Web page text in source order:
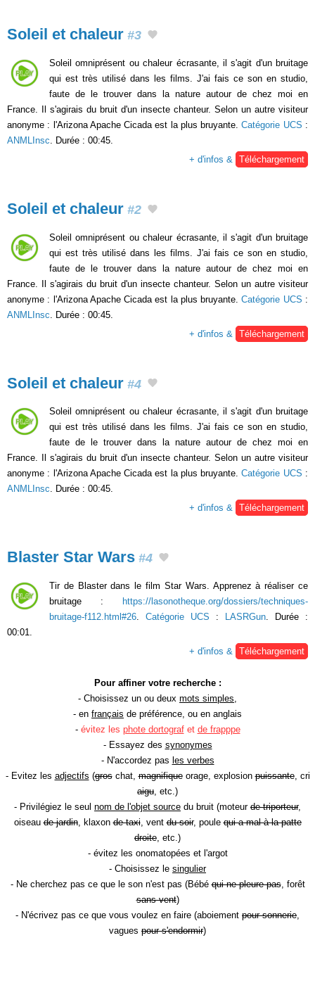
Soleil et chaleur #3
Soleil omniprésent ou chaleur écrasante, il s'agit d'un bruitage
qui est très utilisé dans les films. J'ai fais ce son en studio,
faute de le trouver dans la nature autour de chez moi en
France. Il s'agirais du bruit d'un insecte chanteur. Selon un autre visiteur
anonyme : l'Arizona Apache Cicada est la plus bruyante.Catégorie UCS :
ANMLInsc . Durée : 00:45.
+ d'infos &
Téléchargement
Soleil et chaleur #2
Soleil omniprésent ou chaleur écrasante, il s'agit d'un bruitage
qui est très utilisé dans les films. J'ai fais ce son en studio,
faute de le trouver dans la nature autour de chez moi en
France. Il s'agirais du bruit d'un insecte chanteur. Selon un autre visiteur
anonyme : l'Arizona Apache Cicada est la plus bruyante.Catégorie UCS :
ANMLInsc . Durée : 00:45.
+ d'infos &
Téléchargement
Soleil et chaleur #4
Soleil omniprésent ou chaleur écrasante, il s'agit d'un bruitage
qui est très utilisé dans les films. J'ai fais ce son en studio,
faute de le trouver dans la nature autour de chez moi en
France. Il s'agirais du bruit d'un insecte chanteur. Selon un autre visiteur
anonyme : l'Arizona Apache Cicada est la plus bruyante.Catégorie UCS :
ANMLInsc. Durée : 00:45.
+ d'infos & Téléchargement
Blaster Star Wars #4
Tir de Blaster dans le film Star Wars. Apprenez à réaliser ce
bruitage :
https://lasonotheque.org/dossiers/techniques-
bruitage-f112.html#26
Catégorie UCS : LASRGun . Durée :
00:01.
+ d'infos &
Téléchargement
Pour affiner votre recherche :
- Choisissez un ou deux mots simples
- en français de préférence, ou en anglais
- évitez les phote dortografet de frapppe
- Essayez des synonymes
- N'accordez pas les verbes
- Evitez les adjectifs (groschat,magnifiqueorage, explosionpuissante, cri
aigu , etc.)
- Privilégiez le seul nom de l'objet source du bruit (moteur de triporteur,
oiseaude jardin, klaxonde taxi, ventdu soir, poulequi a mal à la patte
droite , etc.)
- évitez les onomatopées et l'argot
- Choisissez le singulier
- Ne cherchez pas ce que le son n'est pas (Bébéqui ne pleure pas, forêt
sans vent)
- N'écrivez pas ce que vous voulez en faire (aboiement pour sonnerie
vagues pour s'endormir)